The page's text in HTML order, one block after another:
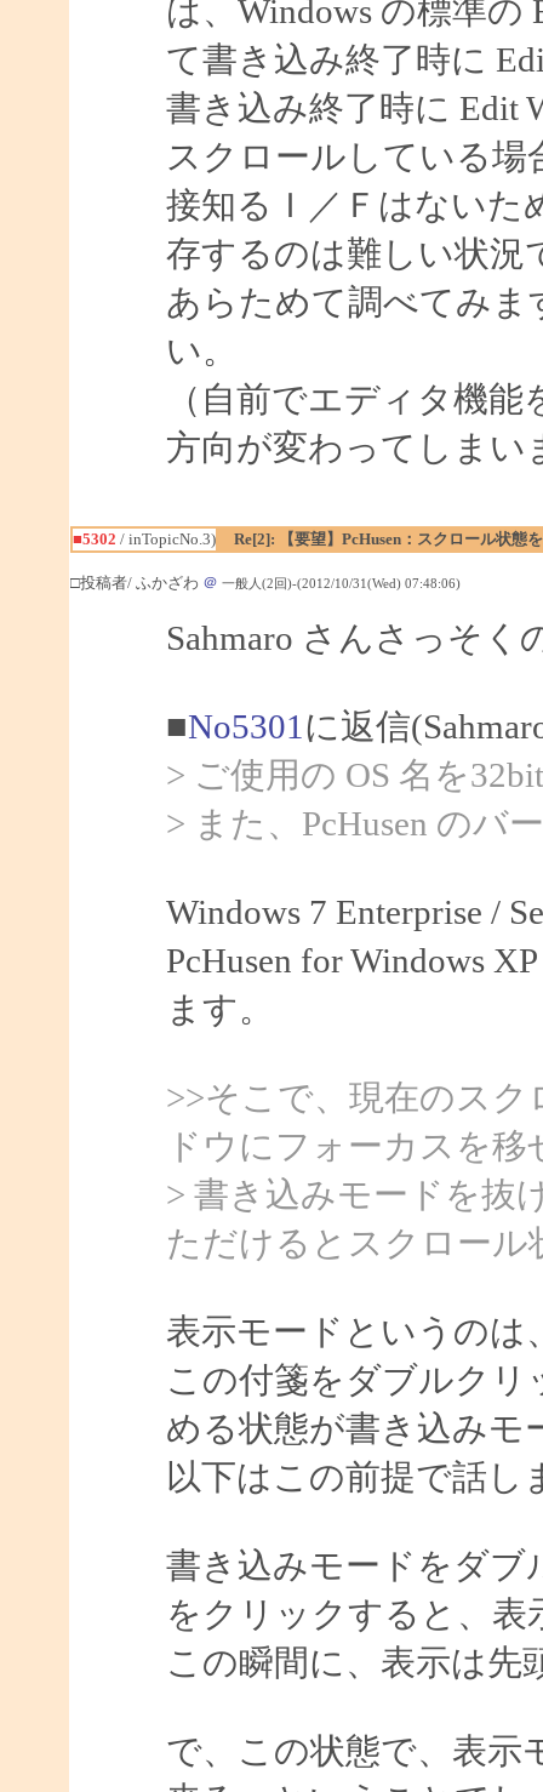
は、Windows の標準
て書き込み終了時に
書き込み終了時に Edit
スクロールしている
接知るＩ／Ｆはないた
存するのは難しい状況
あらためて調べてみ
い。
（自前でエディタ機
方向が変わってしまい
■5302 / inTopicNo.3) Re[2]: 【要望】PcHusen：スクロール状態
□投稿者/ ふかざわ ＠ 一般人(2回)-(2012/10/31(Wed) 07:48:06)
Sahmaro さんさっそ
■No5301 に返信
> ご使用の OS 名を
> また、PcHusen のバ
Windows 7 Enterprise /
PcHusen for Windows
ます。
>>そこで、現在のス
ドウにフォーカスを
> 書き込みモードを抜
ただけるとスクロール
表示モードというのは
この付箋をダブルク
める状態が書き込みモ
以下はこの前提で話し
書き込みモードをダブ
をクリックすると、
この瞬間に、表示は先
で、この状態で、表示